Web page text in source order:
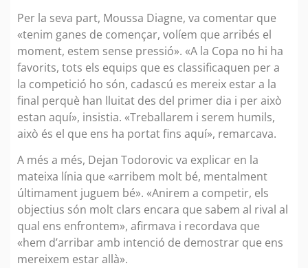
Per la seva part, Moussa Diagne, va comentar que
«tenim ganes de començar, volíem que arribés el
moment, estem sense pressió». «A la Copa no hi ha
favorits, tots els equips que es classificaquen per a
la competició ho són, cadascú es mereix estar a la
final perquè han lluitat des del primer dia i per això
estan aquí», insistia. «Treballarem i serem humils,
això és el que ens ha portat fins aquí», remarcava.
A més a més, Dejan Todorovic va explicar en la
mateixa línia que «arribem molt bé, mentalment
últimament juguem bé». «Anirem a competir, els
objectius són molt clars encara que sabem al rival al
qual ens enfrontem», afirmava i recordava que
«hem d’arribar amb intenció de demostrar que ens
mereixem estar allà».